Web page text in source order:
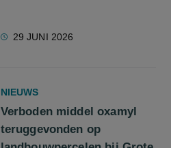
29 JUNI 2026
NIEUWS
Verboden middel oxamyl
teruggevonden op